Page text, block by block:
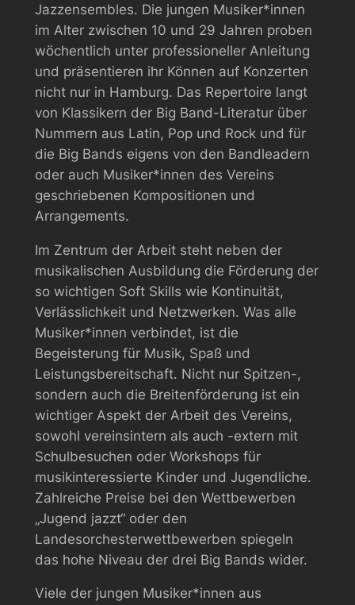
Jazzensembles. Die jungen Musiker*innen
im Alter zwischen 10 und 29 Jahren proben
wöchentlich unter professioneller Anleitung
und präsentieren ihr Können auf Konzerten
nicht nur in Hamburg. Das Repertoire langt
von Klassikern der Big Band-Literatur über
Nummern aus Latin, Pop und Rock und für
die Big Bands eigens von den Bandleadern
oder auch Musiker*innen des Vereins
geschriebenen Kompositionen und
Arrangements.
Im Zentrum der Arbeit steht neben der
musikalischen Ausbildung die Förderung der
so wichtigen Soft Skills wie Kontinuität,
Verlässlichkeit und Netzwerken. Was alle
Musiker*innen verbindet, ist die
Begeisterung für Musik, Spaß und
Leistungsbereitschaft. Nicht nur Spitzen-,
sondern auch die Breite­­nförderung ist ein
wichtiger Aspekt der Arbeit des Vereins,
sowohl vereinsintern als auch -extern mit
Schulbesuchen oder Workshops für
musikinteressierte Kinder und Jugendliche.
Zahl­reiche Preise bei den Wettbewerben
„Jugend jazzt“ oder den
Landesorchesterwett­be­werben spiegeln
das hohe Niveau der drei Big Bands wider.
Viele der jungen Musiker*innen aus